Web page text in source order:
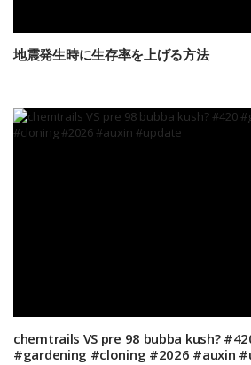
地震発生時に生存率を上げる方法
chemtrails VS pre 98 bubba kush?
#gardening #cloning #2026 #auxin